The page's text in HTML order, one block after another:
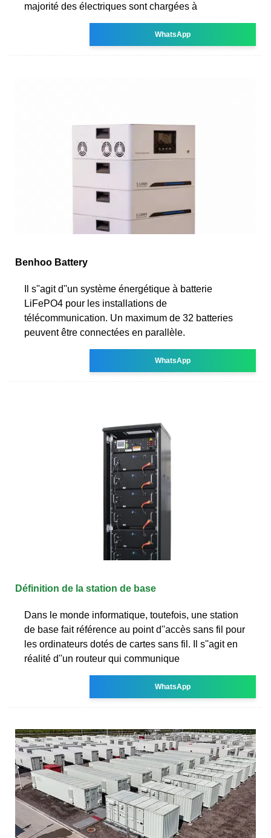
majorité des électriques sont chargées à
WhatsApp
Benhoo Battery
Il s''agit d''un système énergétique à batterie
LiFePO4 pour les installations de
télécommunication. Un maximum de 32 batteries
peuvent être connectées en parallèle.
WhatsApp
Définition de la station de base
Dans le monde informatique, toutefois, une station
de base fait référence au point d''accès sans fil pour
les ordinateurs dotés de cartes sans fil. Il s''agit en
réalité d''un routeur qui communique
WhatsApp